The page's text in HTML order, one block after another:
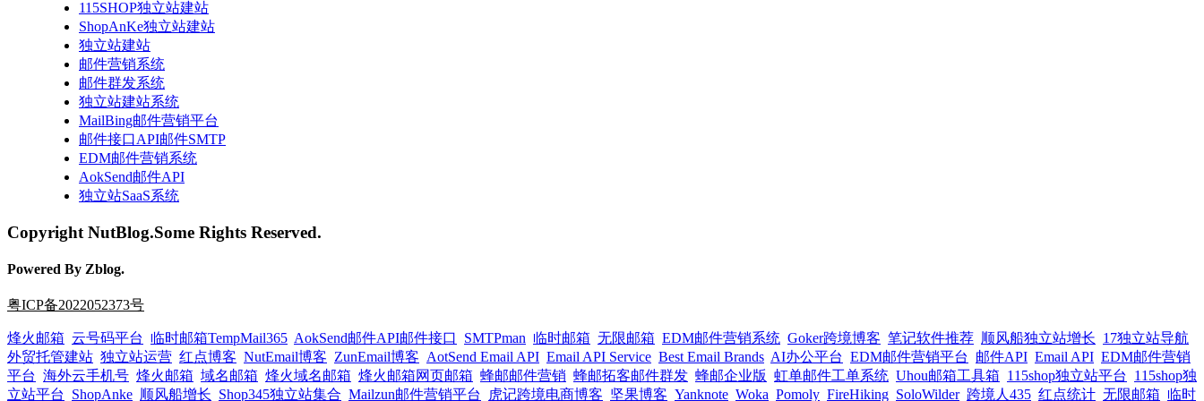
115SHOP独立站建站
ShopAnKe独立站建站
独立站建站
邮件营销系统
邮件群发系统
独立站建站系统
MailBing邮件营销平台
邮件接口API邮件SMTP
EDM邮件营销系统
AokSend邮件API
独立站SaaS系统
Copyright NutBlog.Some Rights Reserved.
Powered By Zblog.
粤ICP备2022052373号
烽火邮箱 云号码平台 临时邮箱TempMail365 AokSend邮件API邮件接口 SMTPman 临时邮箱 无限邮箱 EDM邮件营销系统 Goker跨境博客 笔记软件推荐 顺风船独立站增长 17独立站导航
外贸托管建站 独立站运营 红点博客 NutEmail博客 ZunEmail博客 AotSend Email API Email API Service Best Email Brands AI办公平台 EDM邮件营销平台 邮件API Email API EDM邮件营销
平台 海外云手机号 烽火邮箱 域名邮箱 烽火域名邮箱 烽火邮箱网页邮箱 蜂邮邮件营销 蜂邮拓客邮件群发 蜂邮企业版 虹单邮件工单系统 Uhou邮箱工具箱 115shop独立站平台
115shop独
立站平台
ShopAnke 顺风船增长 Shop345独立站集合 Mailzun邮件营销平台 虎记跨境电商博客 坚果博客 Yanknote Woka Pomoly FireHiking SoloWilder 跨境人435 红点统计 无限邮箱 临时